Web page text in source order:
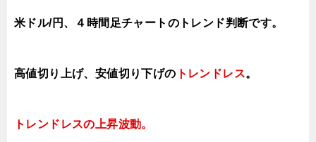
米ドル/円、４時間足チャートのトレンド判断です。
高値切り上げ、安値切り下げの トレンドレス。
トレンドレスの上昇波動。